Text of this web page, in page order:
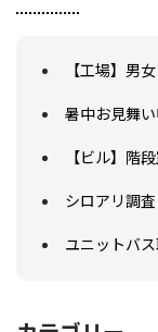
【工場】男
暑中お見舞
【ビル】階
シロアリ調
ユニットバ